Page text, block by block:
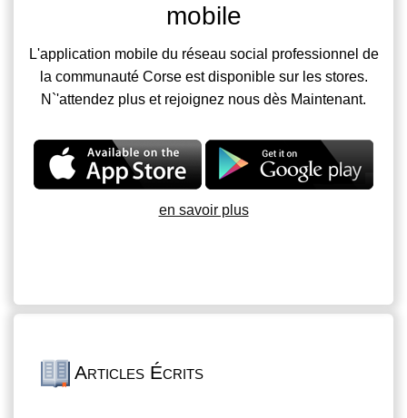
mobile
L'application mobile du réseau social professionnel de
la communauté Corse est disponible sur les stores.
N`'attendez plus et rejoignez nous dès Maintenant.
en savoir plus
Articles Écrits